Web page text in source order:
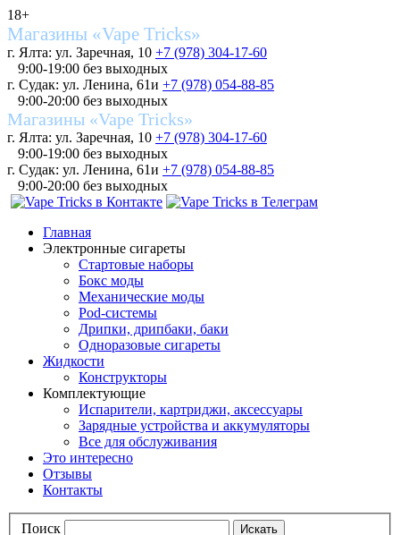
18+
Магазины «Vape Tricks»
г. Ялта: ул. Заречная, 10 +7 (978) 304-17-60
9:00-19:00 без выходных
г. Судак: ул. Ленина, 61и +7 (978) 054-88-85
9:00-20:00 без выходных
Магазины «Vape Tricks»
г. Ялта: ул. Заречная, 10 +7 (978) 304-17-60
9:00-19:00 без выходных
г. Судак: ул. Ленина, 61и +7 (978) 054-88-85
9:00-20:00 без выходных
Главная
Электронные сигареты
Стартовые наборы
Бокс моды
Механические моды
Pod-системы
Дрипки, дрипбаки, баки
Одноразовые сигареты
Жидкости
Конструкторы
Комплектующие
Испарители, картриджи, аксессуары
Зарядные устройства и аккумуляторы
Все для обслуживания
Это интересно
Отзывы
Контакты
Поиск Искать